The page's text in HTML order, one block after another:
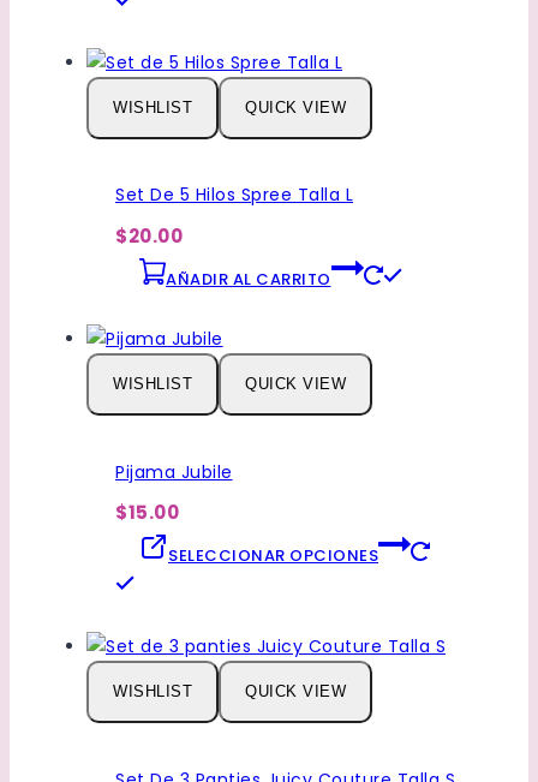
de
producto
tiene
múltiples
variantes.
Las
se
pueden
elegir
en
página
de
producto
WISHLIST QUICK VIEW
Set De 5 Hilos Spree Talla L
$20.00
AÑADIR AL CARRITO
WISHLIST QUICK VIEW
Pijama Jubile
$15.00
SELECCIONAR OPCIONES
tiene
múltiples
variantes.
Las
WISHLIST QUICK VIEW